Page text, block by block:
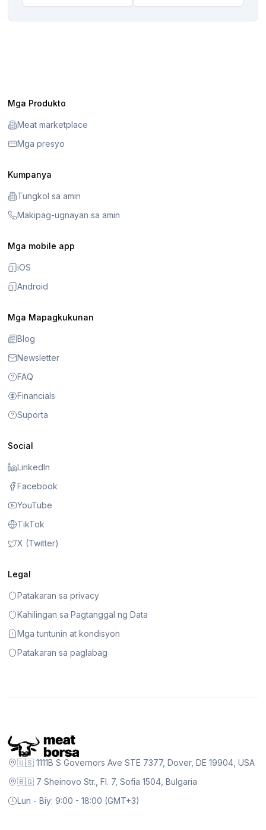
Mga Produkto
Meat marketplace
Mga presyo
Kumpanya
Tungkol sa amin
Makipag-ugnayan sa amin
Mga mobile app
iOS
Android
Mga Mapagkukunan
Blog
Newsletter
FAQ
Financials
Suporta
Social
LinkedIn
Facebook
YouTube
TikTok
X (Twitter)
Legal
Patakaran sa privacy
Kahilingan sa Pagtanggal ng Data
Mga tuntunin at kondisyon
Patakaran sa paglabag
🇺🇸 1111B S Governors Ave STE 7377, Dover, DE 19904, USA
🇧🇬 7 Sheinovo Str., Fl. 7, Sofia 1504, Bulgaria
Lun - Biy: 9:00 - 18:00 (GMT+3)